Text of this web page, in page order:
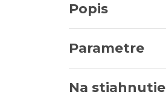
Popis
Parametre
Na stiahnutie